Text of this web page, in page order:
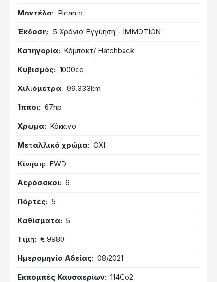
Μοντέλο Picanto
Έκδοση 5 Χρόνια Εγγύηση - IMMOTION
Κατηγορία Κόμπακτ/ Hatchback
Κυβισμός 1000cc
Χιλιόμετρα 99.333km
Ίπποι 67hp
Χρώμα Κόκκινο
Μεταλλικό χρώμα ΟΧΙ
Κίνηση FWD
Αερόσακοι 6
Πόρτες 5
Καθίσματα 5
Τιμή € 9980
Ημερομηνία Αδείας 08/2021
Εκπομπές Καυσαερίων 114Co2